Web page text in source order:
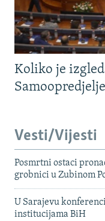
Koliko je
Vesti/Vijesti
Posmrtni ostaci
grobnici u Zubinom
U Sarajevu
institucijama BiH